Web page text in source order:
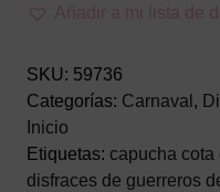
Infantil
Traje
de
Caballero
Cruzado
Rojo
Añadir a mi lista de
SKU: 59736
Categorías: Carnaval ,
Inicio
Etiquetas: capucha cota
disfraces de guerreros